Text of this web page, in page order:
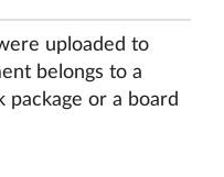
uploaded to
belongs to a
package or a board